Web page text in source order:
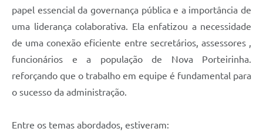
papel essencial da governança pública e a importância de
uma liderança colaborativa. Ela enfatizou a necessidade
de uma conexão eficiente entre secretários, assessores ,
funcionários e a população de Nova Porteirinha.
reforçando que o trabalho em equipe é fundamental para
o sucesso da administração.
Entre os temas abordados, estiveram: